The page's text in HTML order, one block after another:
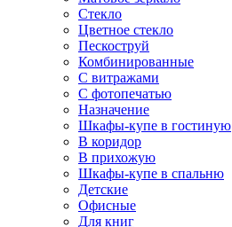
Стекло
Цветное стекло
Пескоструй
Комбинированные
С витражами
С фотопечатью
Назначение
Шкафы-купе в гостиную
В коридор
В прихожую
Шкафы-купе в спальню
Детские
Офисные
Для книг